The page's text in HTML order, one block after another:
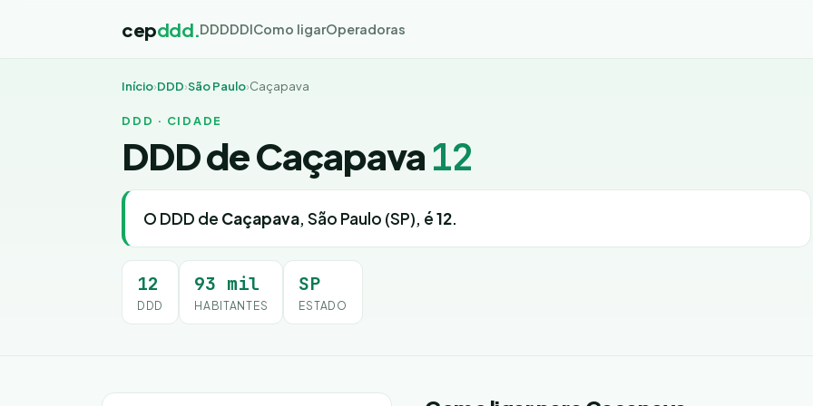
cepddd.DDDDDIComo ligarOperadoras
Início›DDD›São Paulo›Caçapava
DDD · CIDADE
DDD de Caçapava12
O DDD de Caçapava, São Paulo (SP), é12.
12
DDD
93 mil
HABITANTES
SP
ESTADO